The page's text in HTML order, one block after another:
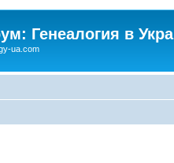
Генеалогия в
ua.com